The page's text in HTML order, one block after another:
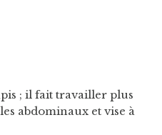
; il fait travailler plus
abdominaux et vise à